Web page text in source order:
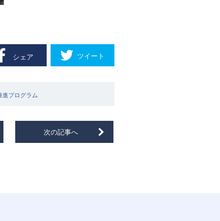
シェア ツイート
進プログラム
次の記事へ